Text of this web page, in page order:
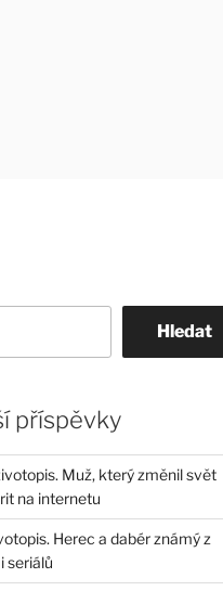
Hledat
příspěvky
Muž, který změnil svět
na internetu
Herec a dabér známý z
seriálů